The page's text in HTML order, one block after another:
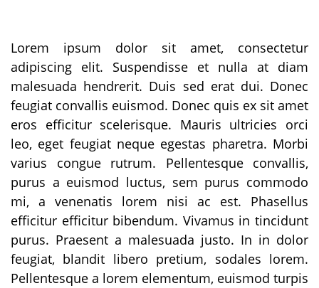
Lorem ipsum dolor sit amet, consectetur
adipiscing elit. Suspendisse et nulla at diam
malesuada hendrerit. Duis sed erat dui. Donec
feugiat convallis euismod. Donec quis ex sit amet
eros efficitur scelerisque. Mauris ultricies orci
leo, eget feugiat neque egestas pharetra. Morbi
varius congue rutrum. Pellentesque convallis,
purus a euismod luctus, sem purus commodo
mi, a venenatis lorem nisi ac est. Phasellus
efficitur efficitur bibendum. Vivamus in tincidunt
purus. Praesent a malesuada justo. In in dolor
feugiat, blandit libero pretium, sodales lorem.
Pellentesque a lorem elementum, euismod turpis